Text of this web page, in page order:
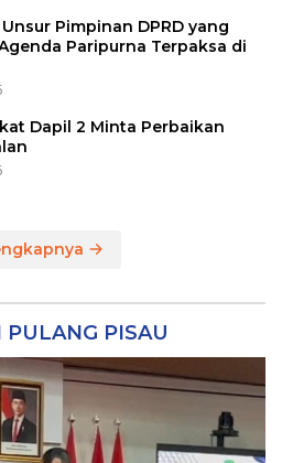
Pimpinan DPRD yang
Paripurna Terpaksa di
Dapil 2 Minta Perbaikan
PULANG PISAU